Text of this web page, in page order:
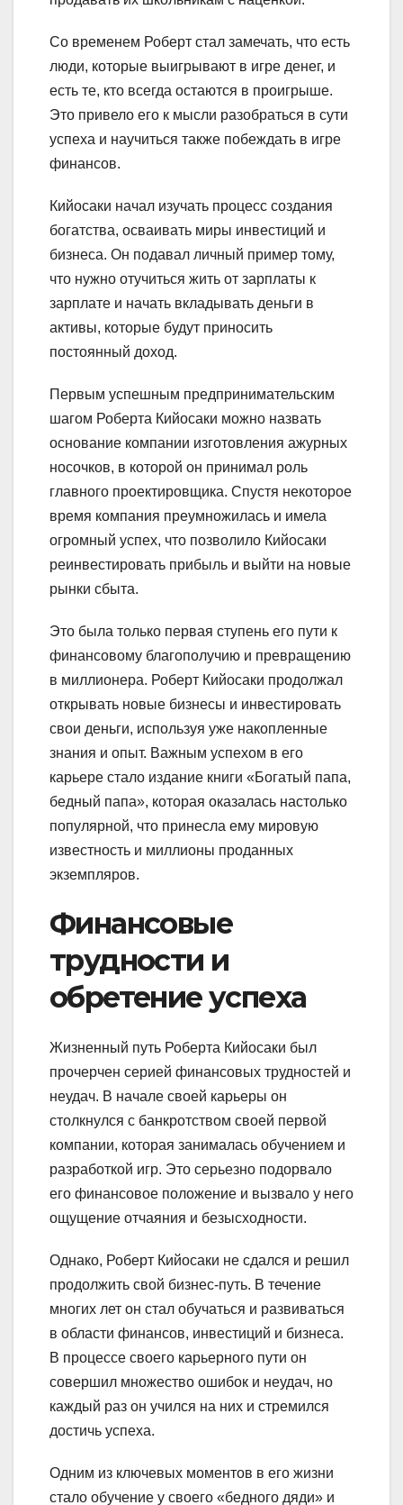
Со временем Роберт стал замечать, что есть
люди, которые выигрывают в игре денег, и
есть те, кто всегда остаются в проигрыше.
Это привело его к мысли разобраться в сути
успеха и научиться также побеждать в игре
финансов.
Кийосаки начал изучать процесс создания
богатства, осваивать миры инвестиций и
бизнеса. Он подавал личный пример тому,
что нужно отучиться жить от зарплаты к
зарплате и начать вкладывать деньги в
активы, которые будут приносить
постоянный доход.
Первым успешным предпринимательским
шагом Роберта Кийосаки можно назвать
основание компании изготовления ажурных
носочков, в которой он принимал роль
главного проектировщика. Спустя некоторое
время компания преумножилась и имела
огромный успех, что позволило Кийосаки
реинвестировать прибыль и выйти на новые
рынки сбыта.
Это была только первая ступень его пути к
финансовому благополучию и превращению
в миллионера. Роберт Кийосаки продолжал
открывать новые бизнесы и инвестировать
свои деньги, используя уже накопленные
знания и опыт. Важным успехом в его
карьере стало издание книги «Богатый папа,
бедный папа», которая оказалась настолько
популярной, что принесла ему мировую
известность и миллионы проданных
экземпляров.
Финансовые
трудности и
обретение успеха
Жизненный путь Роберта Кийосаки был
прочерчен серией финансовых трудностей и
неудач. В начале своей карьеры он
столкнулся с банкротством своей первой
компании, которая занималась обучением и
разработкой игр. Это серьезно подорвало
его финансовое положение и вызвало у него
ощущение отчаяния и безысходности.
Однако, Роберт Кийосаки не сдался и решил
продолжить свой бизнес-путь. В течение
многих лет он стал обучаться и развиваться
в области финансов, инвестиций и бизнеса.
В процессе своего карьерного пути он
совершил множество ошибок и неудач, но
каждый раз он учился на них и стремился
достичь успеха.
Одним из ключевых моментов в его жизни
стало обучение у своего «бедного дяди» и